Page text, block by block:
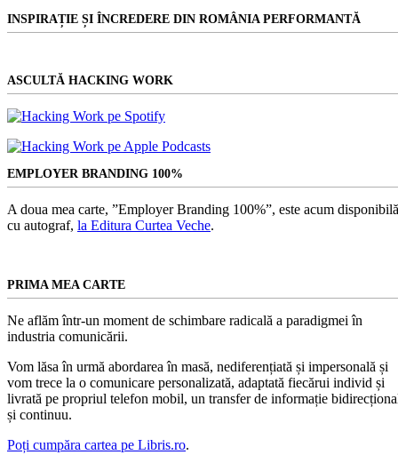
INSPIRAȚIE ȘI ÎNCREDERE DIN ROMÂNIA PERFORMANTĂ
ASCULTĂ HACKING WORK
EMPLOYER BRANDING 100%
A doua mea carte, ”Employer Branding 100%”, este acum
cu autograf, la Editura Curtea Veche.
PRIMA MEA CARTE
Ne aflăm într-un moment de schimbare radicală a paradigmei în
industria comunicării.
Vom lăsa în urmă abordarea în masă, nediferențiată și impersonală și
vom trece la o comunicare personalizată, adaptată fiecărui individ și
livrată pe propriul telefon mobil, un transfer de informație
și continuu.
Poți cumpăra cartea pe Libris.ro.